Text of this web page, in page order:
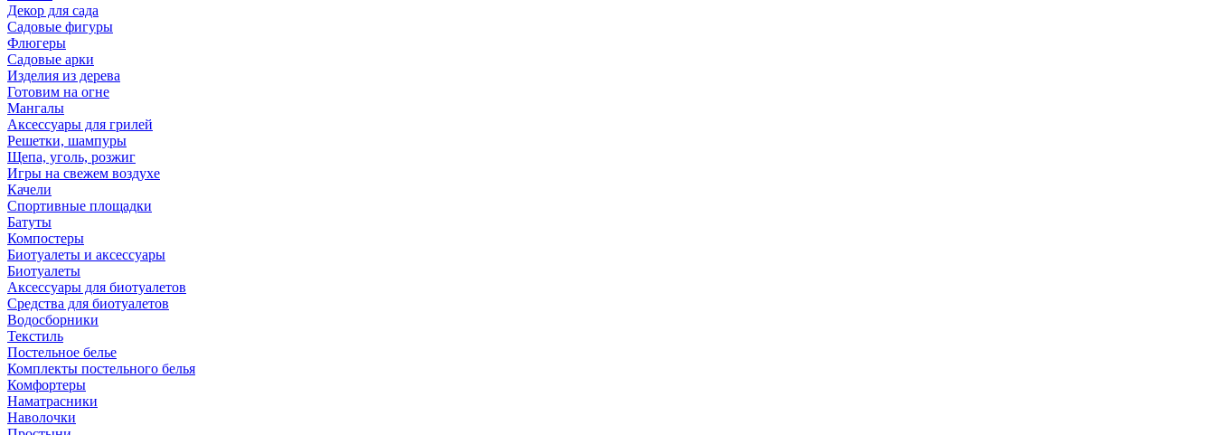
Декор для сада
Садовые фигуры
Флюгеры
Садовые арки
Изделия из дерева
Готовим на огне
Мангалы
Аксессуары для грилей
Решетки, шампуры
Щепа, уголь, розжиг
Игры на свежем воздухе
Качели
Спортивные площадки
Батуты
Компостеры
Биотуалеты и аксессуары
Биотуалеты
Аксессуары для биотуалетов
Средства для биотуалетов
Водосборники
Текстиль
Постельное белье
Комплекты постельного белья
Комфортеры
Наматрасники
Наволочки